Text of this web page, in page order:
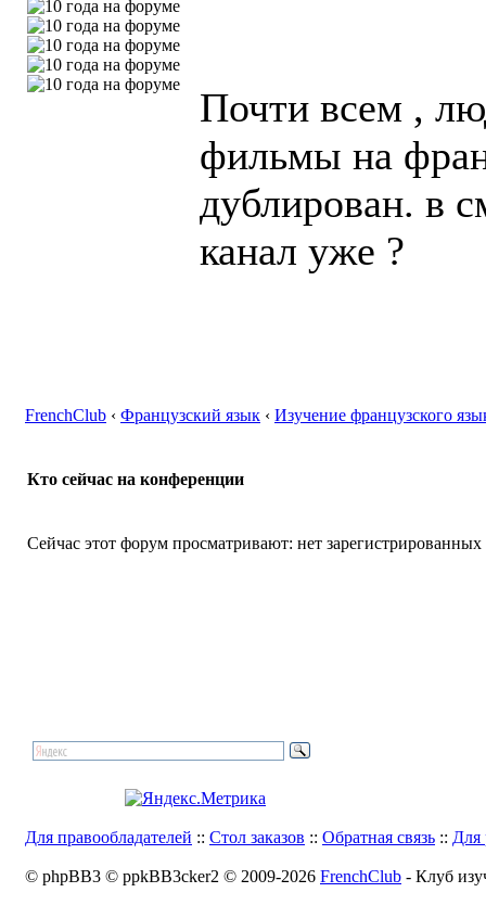
Почти всем ,
фильмы на
дублирован. в
канал уже ?
FrenchClub ‹ Французский язык ‹ Изучение французского
Кто сейчас на конференции
Сейчас этот форум просматривают: нет зарегистрированных
Для правообладателей :: Стол заказов :: Обратная связь :: Для
© phpBB3 © ppkBB3cker2 © 2009-2026 FrenchClub - Клуб